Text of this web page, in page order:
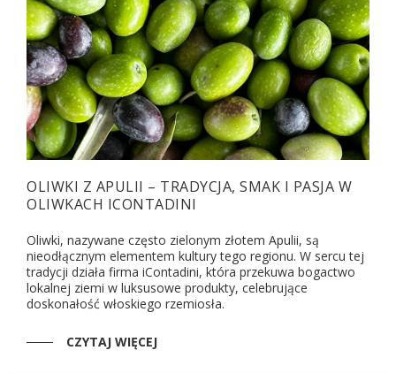
OLIWKI Z APULII – TRADYCJA, SMAK I PASJA W
OLIWKACH ICONTADINI
Oliwki, nazywane często zielonym złotem Apulii, są
nieodłącznym elementem kultury tego regionu. W sercu tej
tradycji działa firma iContadini, która przekuwa bogactwo
lokalnej ziemi w luksusowe produkty, celebrujące
doskonałość włoskiego rzemiosła.
CZYTAJ WIĘCEJ